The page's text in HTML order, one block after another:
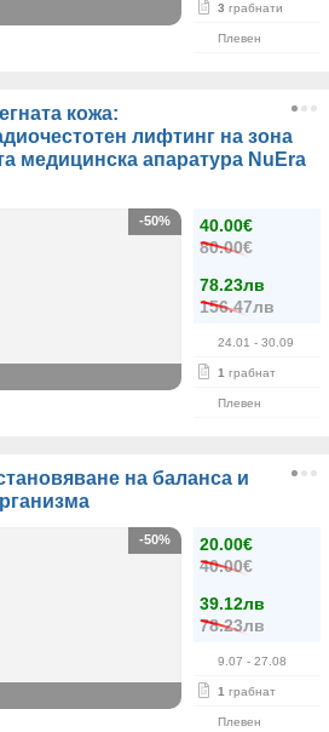
3 грабнати
Плевен
кожа:
лифтинг на зона
медицинска апаратура NuEra
40.00€
80.00€
78.23лв
156.47лв
24.01 - 30.09
1 грабнат
Плевен
-50%
на баланса и
20.00€
40.00€
39.12лв
78.23лв
9.07 - 27.08
1 грабнат
Плевен
-50%